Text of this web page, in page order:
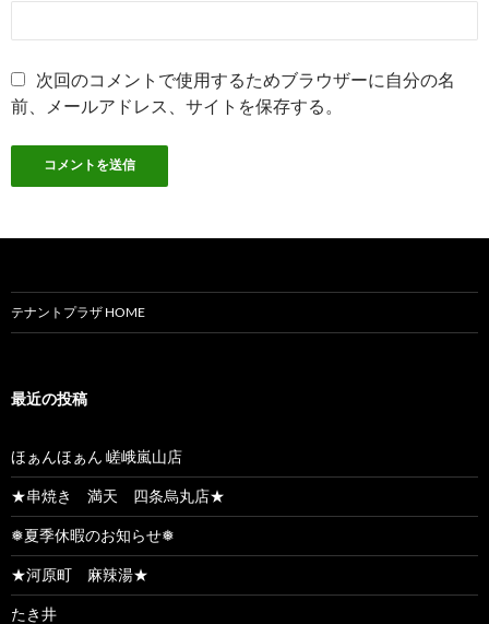
次回のコメントで使用するためブラウザーに自分の名
前、メールアドレス、サイトを保存する。
テナントプラザ HOME
最近の投稿
ほぁんほぁん 嵯峨嵐山店
★串焼き 満天 四条烏丸店★
❅夏季休暇のお知らせ❅
★河原町 麻辣湯★
たき井